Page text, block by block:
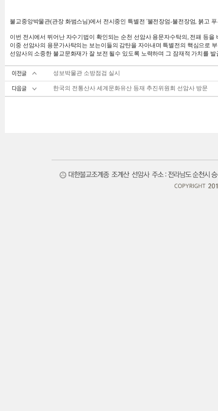
불교중앙박물관(관장 화범스님)에서 전시중인 특별전 '불전장엄-불전장엄, 붉고
이번 전시에서 뛰어난 자수기법이 확인되는 순천 선암사 용문자수탁의, 전패 등
이중 선암사의 용문가사탁의는 보는이들의 감탄을 자아내며 특별전의 핵심으로
선암사의 소중한 불교문화재가 잘 보전 될수 있도록 노력하며 그 잠재적 가치를
성보박물관 소방점검 실시
한국의 전통산사 세계문화유산 등재 추진위원회 선암사 방문